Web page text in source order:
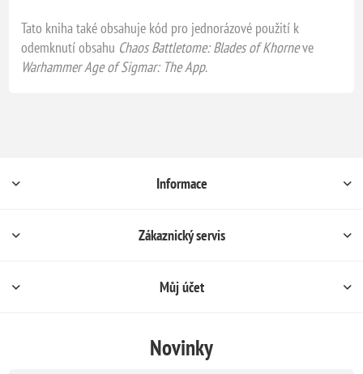
Tato kniha také obsahuje kód pro jednorázové použití k
odemknutí obsahu Chaos Battletome: Blades of Khorneve
Warhammer Age of Sigmar: The App.
Informace
Zákaznický servis
Můj účet
Novinky